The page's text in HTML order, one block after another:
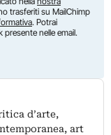
trasferiti su MailChimp
. Potrai
nelle email.
d’arte,
art